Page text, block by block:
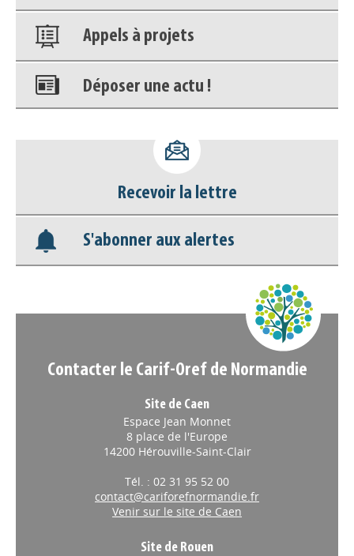
Appels à projets
Déposer une actu !
déconnecter)
Base documentaire
Nos veilles Scoop.it
Recevoir la lettre
S'abonner aux alertes
Contacter le Carif-Oref de Normandie
Site de Caen
Espace Jean Monnet
8 place de l'Europe
14200 Hérouville-Saint-Clair
Tél. : 02 31 95 52 00
contact@cariforefnormandie.fr
Venir sur le site de Caen
Site de Rouen